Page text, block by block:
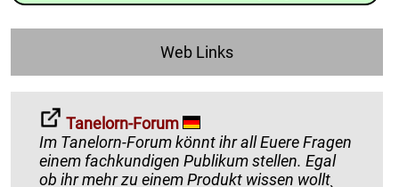
Web Links
Tanelorn-Forum
Im Tanelorn-Forum könnt ihr all Euere Fragen
einem fachkundigen Publikum stellen. Egal
ob ihr mehr zu einem Produkt wissen wollt¸